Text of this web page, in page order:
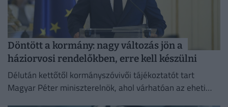
Döntött a kormány: nagy változás jön a
háziorvosi rendelőkben, erre kell készülni
Délután kettőtől kormányszóvivői tájékoztatót tart
Magyar Péter miniszterelnök, ahol várhatóan az eheti